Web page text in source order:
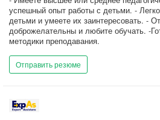
успешный опыт работы с детьми. -
детьми и умеете их заинтересовать. -
доброжелательны и любите обучать. -
методики преподавания.
Отправить резюме